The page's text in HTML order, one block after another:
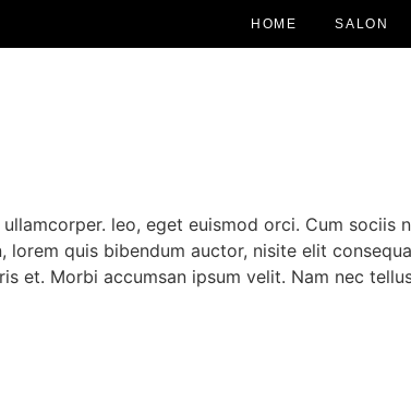
HOME SALON
leo, eget euismod orci. Cum sociis
quis bibendum auctor, nisite elit
et. Morbi accumsan ipsum velit. Nam nec